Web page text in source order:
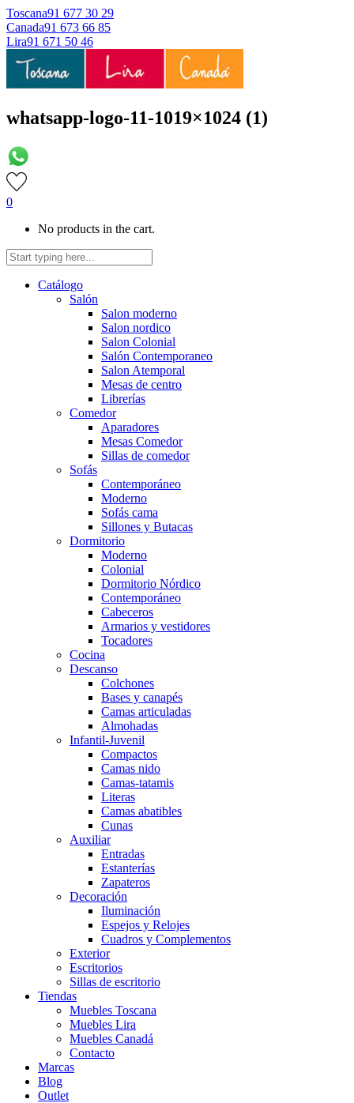
Toscana91 677 30 29
Canada91 673 66 85
Lira91 671 50 46
whatsapp-logo-11-1019×1024 (1)
0
No products in the cart.
Catálogo
Salón
Salon moderno
Salon nordico
Salon Colonial
Salón Contemporaneo
Salon Atemporal
Mesas de centro
Librerías
Comedor
Aparadores
Mesas Comedor
Sillas de comedor
Sofás
Contemporáneo
Moderno
Sofás cama
Sillones y Butacas
Dormitorio
Moderno
Colonial
Dormitorio Nórdico
Contemporáneo
Cabeceros
Armarios y vestidores
Tocadores
Cocina
Descanso
Colchones
Bases y canapés
Camas articuladas
Almohadas
Infantil-Juvenil
Compactos
Camas nido
Camas-tatamis
Literas
Camas abatibles
Cunas
Auxiliar
Entradas
Estanterías
Zapateros
Decoración
Iluminación
Espejos y Relojes
Cuadros y Complementos
Exterior
Escritorios
Sillas de escritorio
Tiendas
Muebles Toscana
Muebles Lira
Muebles Canadá
Contacto
Marcas
Blog
Outlet